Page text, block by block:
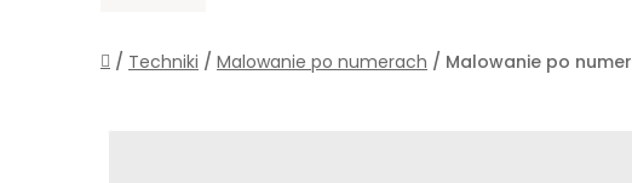
Home
/ Techniki / Malowanie po numerach / Malowanie po